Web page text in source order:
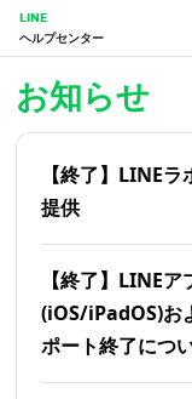
LINE
ヘルプセンター
お知らせ
【終了】LINE
提供
【終了】LINE
(iOS/iPadOS)お
ポート終了につ